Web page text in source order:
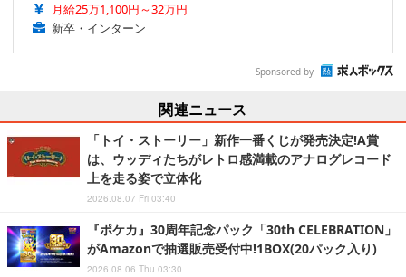
月給25万1,100円～32万円
新卒・インターン
Sponsored by
関連ニュース
「トイ・ストーリー」新作一番くじが発売決定!A賞
は、ウッディたちがレトロ感満載のアナログレコード
上を走る姿で立体化
2026.08.07 Fri 03:40
『ポケカ』30周年記念パック「30th CELEBRATION」
がAmazonで抽選販売受付中!1BOX(20パック入り)
2026.08.06 Thu 03:30